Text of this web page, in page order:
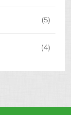
(5)
(4)